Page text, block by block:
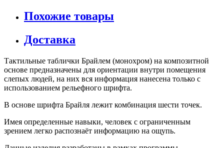
Похожие товары
Доставка
Тактильные таблички Брайлем (монохром) на композитной
основе предназначены для ориентации внутри помещения
слепых людей, на них вся информация нанесена только с
использованием рельефного шрифта.
В основе шрифта Брайля лежит комбинация шести точек.
Имея определенные навыки, человек с ограниченным
зрением легко распознаёт информацию на ощупь.